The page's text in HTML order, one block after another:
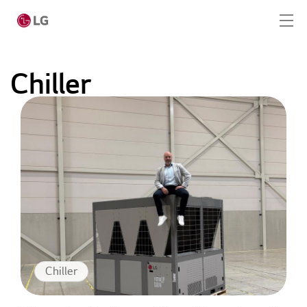
Home
Producten
LG Academy
Tools
Cases
Nieuws
Chiller
Chiller